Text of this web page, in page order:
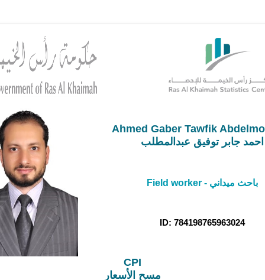
Ahmed Gaber Tawfik
احمد جابر توفيق عبدالمطلب
Field worker - باحث ميداني
ID: 784198765963024
CPI
مسح الأسعار